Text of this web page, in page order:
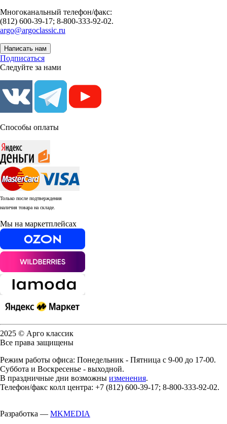
Многоканальный телефон/факс:
(812) 600-39-17; 8-800-333-92-02.
argo@argoclassic.ru
Написать нам
Подписаться
Следуйте за нами
Способы оплаты
Только после подтверждения
наличия товара на складе.
Мы на маркетплейсах
2025 © Арго классик
Все права защищены
Режим работы офиса: Понедельник - Пятница с 9-00 до 17-00.
Суббота и Воскресенье - выходной.
В праздничные дни возможны изменения.
Телефон/факс колл центра: +7 (812) 600-39-17; 8-800-333-92-02.
Разработка — MKMEDIA